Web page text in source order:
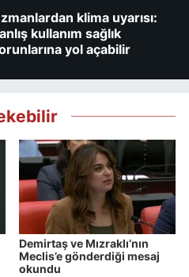
klima uyarısı:
kullanım sağlık
yol açabilir
Demirtaş ve Mızraklı’nın
Meclis’e gönderdiği mesaj
okundu